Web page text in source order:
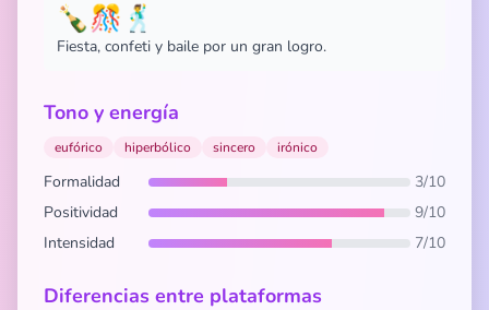
🍾🎊🕺
Fiesta, confeti y baile por un gran logro.
Tono y energía
eufórico hiperbólico sincero irónico
Formalidad
3/10
Positividad
9/10
Intensidad
7/10
Diferencias entre plataformas